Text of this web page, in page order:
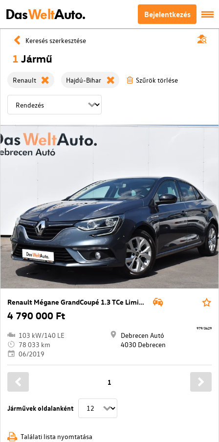
DasWeltAuto. Bejelentkezés
Keresés szerkesztése
1 Jármű
Renault Hajdú-Bihar Szűrök törlése
Renault Mégane GrandCoupé 1.3 TCe Limited Plus
4 790 000 Ft
103 kW/140 LE
78 033 km
06/2019
Debrecen Autó
4030 Debrecen
979/3629
Járművek oldalanként
1
Találati lista nyomtatása